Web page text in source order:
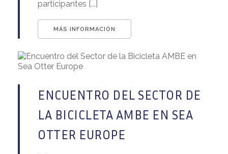
participantes [...]
MÁS INFORMACIÓN
ENCUENTRO DEL SECTOR DE
LA BICICLETA AMBE EN SEA
OTTER EUROPE